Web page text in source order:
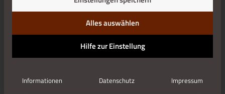
Kultur und Soziales
Rheinisches Medizin- und Pharmazie-Museum
Etwa 20 ehrenamtliche Wissenspaten begleiten die Projekte.
Museumsführungen finden nach Vereinbarung statt.
Eintritt für Erwachsene 2,00 €
Alles auswählen
Hilfe zur Einstellung
Informationen Datenschutz Impressum